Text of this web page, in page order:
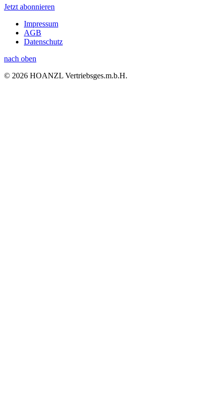
Jetzt abonnieren
Impressum
AGB
Datenschutz
nach oben
© 2026 HOANZL Vertriebsges.m.b.H.